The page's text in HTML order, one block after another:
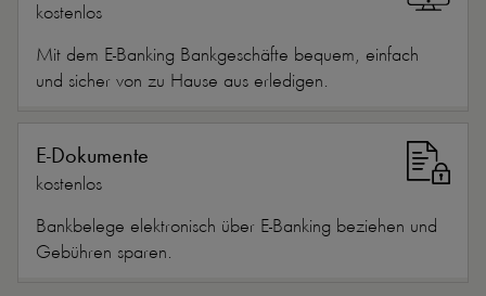
kostenlos
Mit dem E-Banking Bankgeschäfte bequem, einfach
und sicher von zu Hause aus erledigen.
E-Dokumente
kostenlos
Bankbelege elektronisch über E-Banking beziehen und
Gebühren sparen.